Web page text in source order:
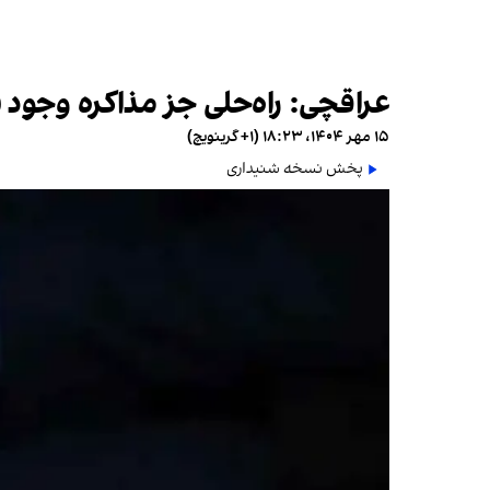
عراقچی: راه‌حلی جز مذاکره وجود
۱۵ مهر ۱۴۰۴، ۱۸:۲۳ (‎+۱ گرینویچ)
پخش نسخه شنیداری